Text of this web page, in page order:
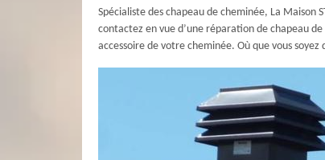
Spécialiste des chapeau de cheminée, La Maison
contactez en vue d’une réparation de chapeau
accessoire de votre cheminée. Où que vous